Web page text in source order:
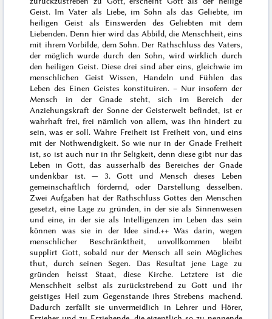
Geist. Im Vater als Liebe, im Sohn als das Geliebte, im
heiligen Geist als Einswerden des Geliebten mit dem
Liebenden. Denn hier wird das Abbild, die Menschheit, eins
mit ihrem Vorbilde, dem Sohn. Der Rathschluss des Vaters,
der möglich wurde durch den Sohn, wird wirklich durch
den heiligen Geist. Diese drei sind aber eins, gleichwie im
menschlichen Geist Wissen, Handeln und Fühlen das
Leben des Einen Geistes konstituiren. – Nur insofern der
Mensch in der Gnade steht, sich im Bereich der
Anziehungskraft der Sonne der Geisterwelt befindet, ist er
wahrhaft frei, frei nämlich von allem, was ihn hindert zu
sein, was er soll. Wahre Freiheit ist Freiheit von, und eins
mit der Nothwendigkeit. So wie nur in der Gnade Freiheit
ist, so ist auch nur in ihr Seligkeit, denn diese gibt nur das
Leben in Gott, das ausserhalb des Bereiches der Gnade
undenkbar ist. — 3. Gott und Mensch dieses Leben
gemeinschaftlich fördernd, oder Darstellung desselben.
Zwei Aufgaben hat der Rathschluss Gottes den Menschen
gesetzt, eine Lage zu gründen, in der sie als Sinnenwesen
und eine, in der sie als Intelligenzen im Leben das sein
können was sie in der Idee sind.++ Was darin, wegen
menschlicher Beschränktheit, unvollkommen bleibt
supplirt Gott, sobald nur der Mensch all sein Mögliches
thut, durch seinen Segen. Das Resultat jene Lage zu
gründen heisst Staat, diese Kirche. Letztere ist die
Menschheit selbst als zurückstrebend zu Gott und ihr
geistiges Heil zum Gegenstande ihres Strebens machend.
Dadurch zerfällt sie unvermeidlich in Lehrer und Hörer,